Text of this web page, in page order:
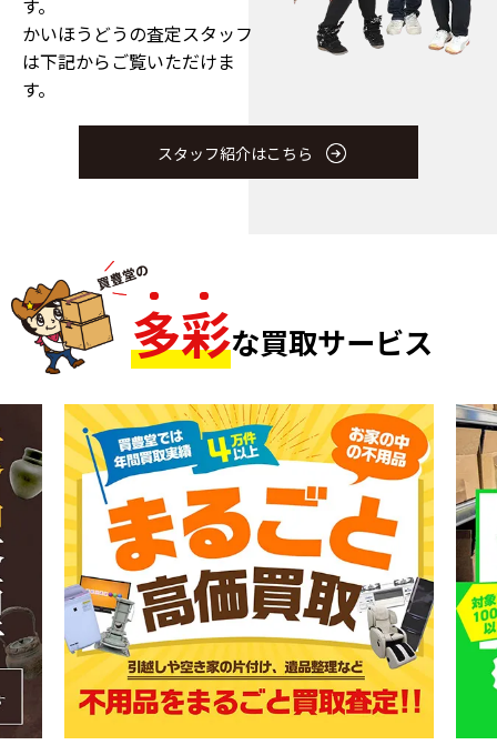
す。
かいほうどうの査定スタッフ
は下記からご覧いただけま
す。
スタッフ紹介はこちら
多彩な買取サービス